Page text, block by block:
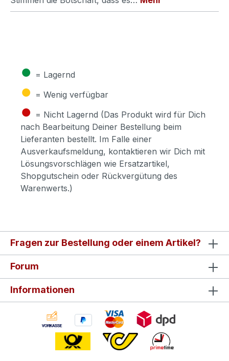
● = Lagernd
● = Wenig verfügbar
● = Nicht Lagernd (Das Produkt wird für Dich
nach Bearbeitung Deiner Bestellung beim
Lieferanten bestellt. Im Falle einer
Ausverkaufsmeldung, kontaktieren wir Dich mit
Lösungsvorschlägen wie Ersatzartikel,
Shopgutschein oder Rückvergütung des
Warenwerts.)
Fragen zur Bestellung oder einem Artikel?
Forum
Informationen